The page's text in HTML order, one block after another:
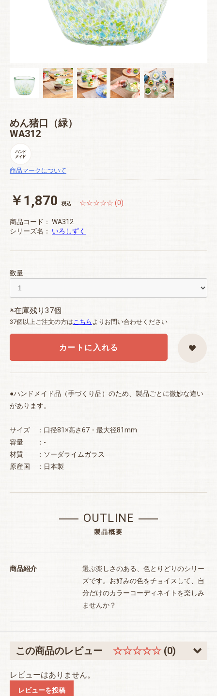
めん猪口（緑）
WA312
商品マークについて
￥1,870 税込 ☆☆☆☆☆ (0)
商品コード： WA312
シリーズ名： いろしずく
数量
※在庫残り37個
37個以上ご注文の方はこちら よりお問い合わせください
カートに入れる
●ハンドメイド品（手づくり品）のため、製品ごとに微妙な違い
があります。
サイズ ：口径81×高さ67・最大径81mm
容量 ：-
材質 ：ソーダライムガラス
原産国 ：日本製
OUTLINE
製品概要
商品紹介
選ぶ楽しさのある、色とりどりのシリー
ズです。お好みの色をチョイスして、自
分だけのカラーコーディネイトを楽しみ
ませんか？
この商品のレビュー ☆☆☆☆☆ (0)
レビューはありません。
レビューを投稿